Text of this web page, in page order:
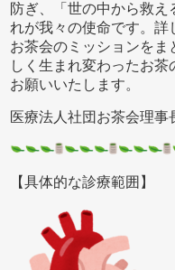
防ぎ、「世の中から救え
れが我々の使命です。詳
お茶会のミッションを
しく生まれ変わったお茶
お願いいたします。
医療法人社団お茶会理事
【具体的な診療範囲】